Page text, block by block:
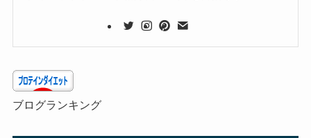
ブログランキング